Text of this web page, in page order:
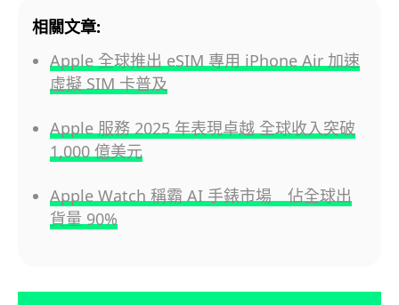
相關文章:
Apple 全球推出 eSIM 專用 iPhone Air 加速
虛擬 SIM 卡普及
Apple 服務 2025 年表現卓越 全球收入突破
1,000 億美元
Apple Watch 稱霸 AI 手錶市場 佔全球出
貨量 90%